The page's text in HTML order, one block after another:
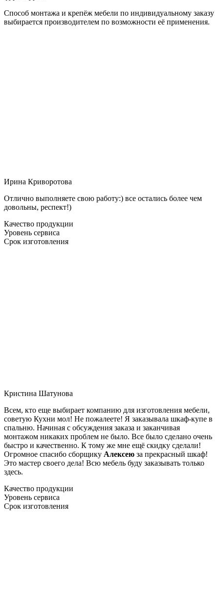
Способ монтажа и крепёж мебели по индивидуальному заказу
выбирается производителем по возможности её применения.
Ирина Криворотова
Отлично выполняете свою работу:) все остались более чем
довольны, респект!)
Качество продукции
Уровень сервиса
Срок изготовления
Кристина Шатунова
Всем, кто еще выбирает компанию для изготовления мебели,
советую Кухни мол! Не пожалеете! Я заказывала шкаф-купе в
спальню. Начиная с обсуждения заказа и заканчивая
монтажом никаких проблем не было. Все было сделано очень
быстро и качественно. К тому же мне ещё скидку сделали!
Огромное спасибо сборщику Алексею за прекрасный шкаф!
Это мастер своего дела! Всю мебель буду заказывать только
здесь.
Качество продукции
Уровень сервиса
Срок изготовления